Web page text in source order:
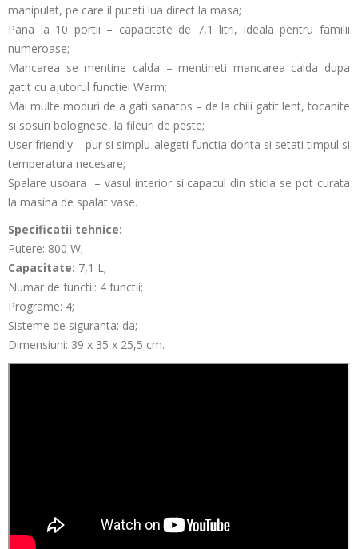
manipulat, pe care il puteti lua direct la masa;
Pana la 10 portii – capacitate de 7,1 litri, ideala pentru familii
numeroase;
Mancarea se mentine calda – mentineti mancarea calda dupa
gatit cu ajutorul functiei Warm;
Mai multe moduri de a gati sanatos – de la chili gatit lent, tocanite
si sosuri bolognese, la fileuri de peste;
User friendly – pur si simplu alegeti functia dorita si setati timpul si
temperatura necesare;
Spalare usoara
– vasul interior si capacul din sticla se pot curata
la masina de spalat vase.
Specificatii tehnice:
Putere: 800 W;
Capacitate: 7,1 L;
Numar de functii: 4 functii;
Programe: 4;
Sisteme de siguranta: da;
Dimensiuni: 39 x 35 x 25,5 cm.